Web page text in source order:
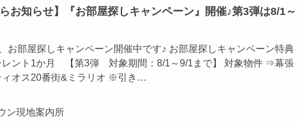
らお知らせ】『お部屋探しキャンペーン』開催♪第3弾は8/1～
お部屋探しキャンペーン開催中です♪ お部屋探しキャンペーン特典
レント1か月 【第3弾 対象期間：8/1～9/1まで】 対象物件 ⇒幕張
ィオス20番街&ミラリオ ※引き…
ン現地案内所